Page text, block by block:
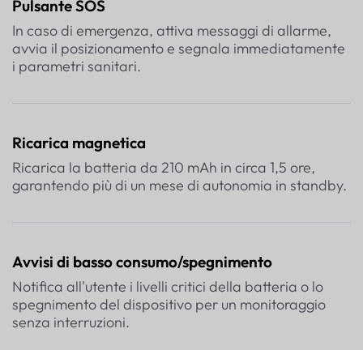
Pulsante SOS
In caso di emergenza, attiva messaggi di allarme,
avvia il posizionamento e segnala immediatamente
i parametri sanitari.
Ricarica magnetica
Ricarica la batteria da 210 mAh in circa 1,5 ore,
garantendo più di un mese di autonomia in standby.
Avvisi di basso consumo/spegnimento
Notifica all'utente i livelli critici della batteria o lo
spegnimento del dispositivo per un monitoraggio
senza interruzioni.